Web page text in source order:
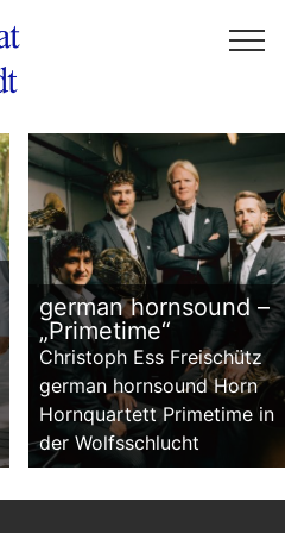
german hornsound –
„Primetime“
Christoph Ess Freischütz
german hornsound Horn
Hornquartett Primetime in
der Wolfsschlucht